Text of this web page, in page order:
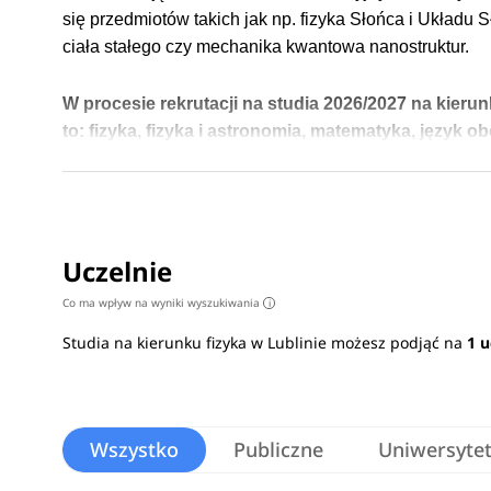
się przedmiotów takich jak np. fizyka Słońca i Układu
ciała stałego czy mechanika kwantowa nanostruktur.
W procesie rekrutacji na studia 2026/2027 na
to:fizyka, fizyka i astronomia, matematyka, język
związanych z branżą IT. Praca w jednostkach
zajmujących się projektowaniem również stanowi dla
Uczelnie
Co ma wpływ na wyniki wyszukiwania i
Studia na kierunku fizyka w Lublinie możesz podjąć na 1
Wszystko Publiczne